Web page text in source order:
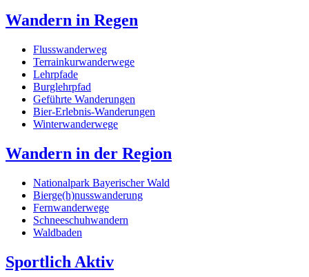
Wandern in Regen
Flusswanderweg
Terrainkurwanderwege
Lehrpfade
Burglehrpfad
Geführte Wanderungen
Bier-Erlebnis-Wanderungen
Winterwanderwege
Wandern in der Region
Nationalpark Bayerischer Wald
Bierge(h)nusswanderung
Fernwanderwege
Schneeschuhwandern
Waldbaden
Sportlich Aktiv